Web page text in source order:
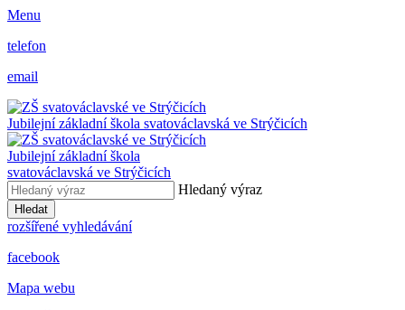
Menu
telefon
email
Jubilejní základní škola svatováclavská ve Strýčicích
Jubilejní základní škola
svatováclavská ve Strýčicích
Hledaný výraz
Hledat
rozšířené vyhledávání
facebook
Mapa webu